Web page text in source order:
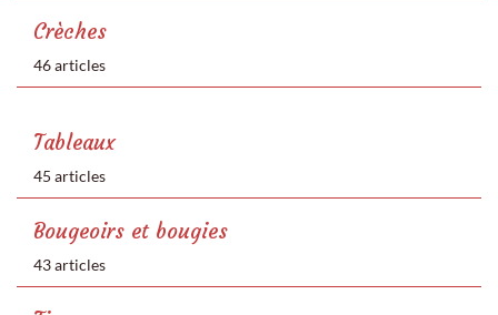
Crèches
46 articles
Tableaux
45 articles
Bougeoirs et bougies
43 articles